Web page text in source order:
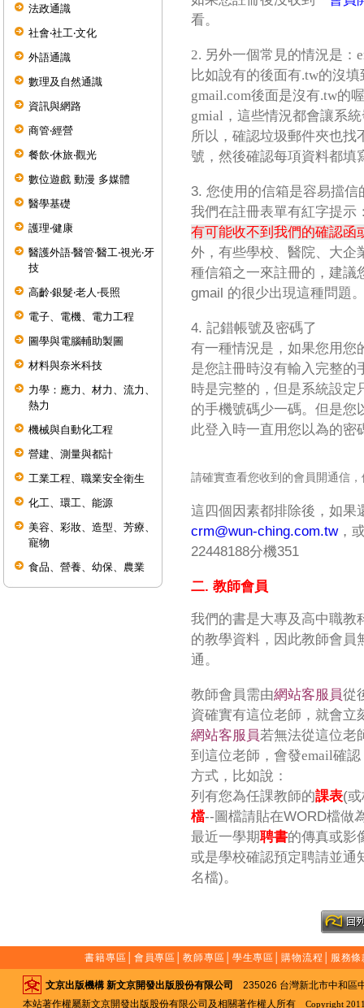
法政通識
社會‧社工‧文化
外語通識
數理及自然通識
資訊與網路
商管‧經營
餐飲‧休旅‧觀光
數位遊戲 動漫 多媒體
醫學基礎
護理‧健康
醫護外語‧醫管‧醫工‧視光‧牙
技
高齡‧銀髮‧老人‧長照
電子、電機、電力工程
圖學與電腦輔助製圖
材料與奈米科技
力學：應力、材力、流力、
熱力
機械與自動化工程
營建、測量與都計
工業工程、職業安全衛生
化工、環工、能源
美容、彩妝、造型、芳療、
寵物
食品、營養、幼保、農業
看。
2. 另外一個常見的情況是：
比如說有的後面有.tw的沒
gmail.com後面是沒有.tw的
gmial，這些情況都會讓系
所以，確認垃圾郵件夾也找
號，然後確認每項資料都填
3. 您使用的信箱是容易擋信
我們在註冊表單有紅字提示
有可能收不到我們的確認函
外，有些學校、醫院、大企
種信箱之一來註冊的，建議
gmail 的很少出現這種問題
4. 記錯帳號及密碼了
有一種情況是，如果您用您
是您註冊時沒有輸入完整的
時是完整的，但是系統設定
的手機號碼少一碼。但是您
此登入時一直用您以為的密
請確實查看您收到的會員開通信
這四個因素都排除後，如果
crm@wun-ching.com.tw，
22448188分機351
二. 教師會員
我們的書是大專及高中職教
的教學資料，因此教師會員
通。
教師會員需由網站客服員從
資確實有這位老師，就會立
網站客服員若無法從這位老
到這位老師，會發email確
方式， 比如說：
列有您為任課教師的課表(
檔--圖檔請貼在WORD檔做
最近一學期聘書的傳真或影
或是學校確認預定聘請並通
名檔)。
書籍專區 會員專區 │教師專區 學生專區 │購物流程 服務條
文京出版機構 新文京開發出版股份有限公司
235026 台灣新北市中和
本站著作權屬新文京開發出版股份有限公司及相關著作權人所有
Copyright